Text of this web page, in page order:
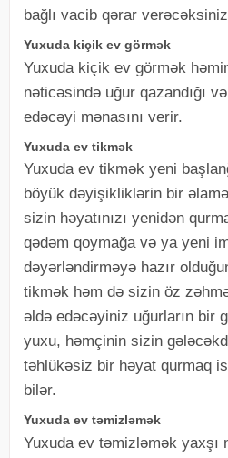
bağlı vacib qərar
Yuxuda kiçik ev görmək
Yuxuda kiçik ev görmək
nəticəsində uğur qazandığı
edəcəyi mənasını verir.
Yuxuda ev tikmək
Yuxuda ev tikmək yeni
böyük dəyişikliklərin bir
sizin həyatınızı yenidən
qədəm qoymağa və ya yeni
dəyərləndirməyə hazır
tikmək həm də sizin öz
əldə edəcəyiniz uğurların bir
yuxu, həmçinin sizin
təhlükəsiz bir həyat qurmaq
bilər.
Yuxuda ev təmizləmək
Yuxuda ev təmizləmək yaxşı